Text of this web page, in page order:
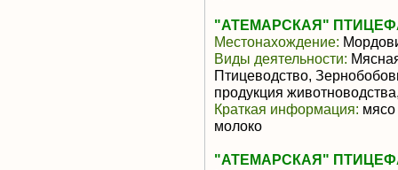
"АТЕМАРСКАЯ"
Местонахождение:
Виды деятельности:
Птицеводство,
продукция
Краткая информация: мясо
молоко
"АТЕМАРСКАЯ"